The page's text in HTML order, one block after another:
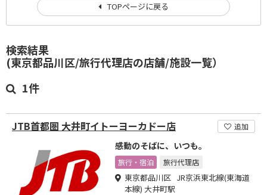
検索結果
(東京都品川区/旅行代理店の店舗/施設一覧）
1件
JTB首都圏 大井町イトーヨーカドー店 追加
感動のそばに、いつも。
旅行・宿泊 旅行代理店
東京都品川区 JR京浜東北線(東海道
本線) 大井町駅
TOPページに戻る